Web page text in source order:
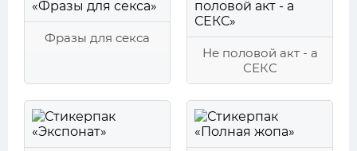
Фразы для секса
Не половой акт - а
СЕКС